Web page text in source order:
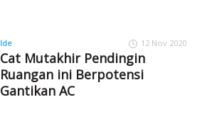
Ide 12 Nov 2020
Cat Mutakhir Pendingin
Ruangan ini Berpotensi
Gantikan AC